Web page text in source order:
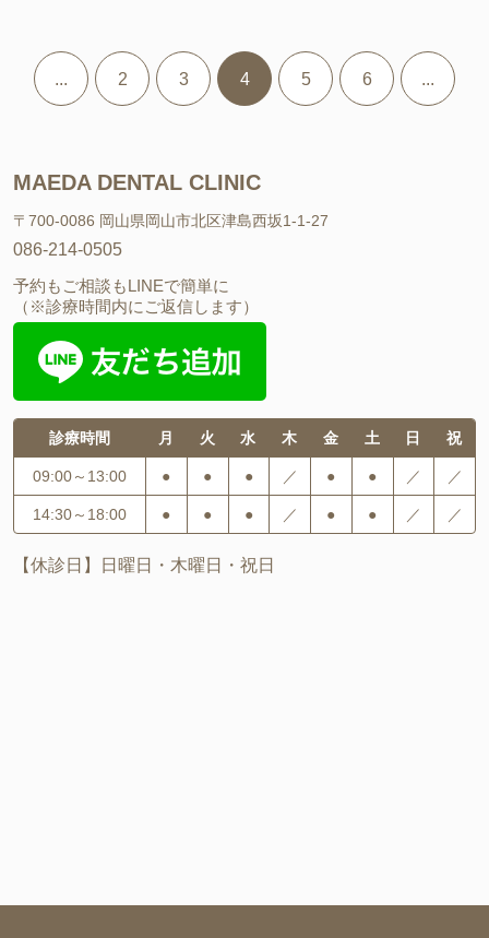
2 3 4 5 6
MAEDA DENTAL CLINIC
〒700-0086 岡山県岡山市北区津島西坂1-1-27
086-214-0505
予約もご相談もLINEで簡単に
（※診療時間内にご返信します）
診療時間 月 火 水 木 金 土 日 祝
09:00～13:00 ● ● ● ／ ● ● ／ ／
14:30～18:00 ● ● ● ／ ● ● ／ ／
【休診日】日曜日・木曜日・祝日